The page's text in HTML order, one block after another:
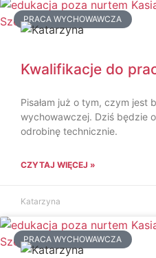
PRACA WYCHOWAWCZA
Kwalifikacje do
Pisałam już o tym, czym jest
wychowawczej. Dziś będzie
odrobinę technicznie.
CZYTAJ WIĘCEJ »
Katarzyna
PRACA WYCHOWAWCZA